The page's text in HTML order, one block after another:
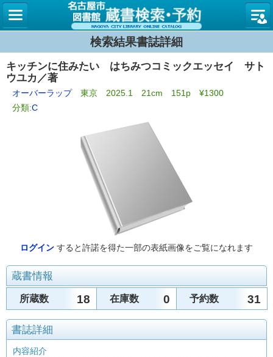
名古屋
検索結果書誌詳細
キッチンに住みたい はちみつコミックエッセイ サト
ウユカ／著
オーバーラップ東京 2025.1 21cm 151p ¥1300
分類:C
ログイン すると許諾を得た一部の表紙画像をご覧になれます
蔵書情報
所蔵数 18 在庫数 0 予約数 31
書誌詳細
内容紹介